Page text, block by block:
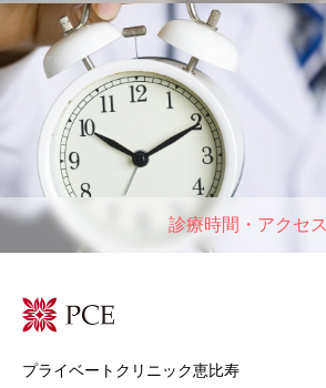
診療時間・アクセス
プライベートクリニック恵比寿